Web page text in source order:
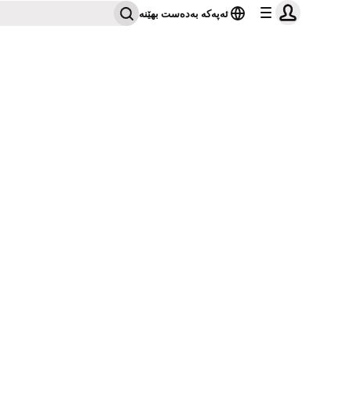
ئەپەکە بەدەست بهێنە